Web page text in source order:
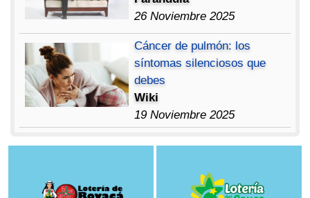
26 Noviembre 2025
Cáncer de pulmón: los
síntomas silenciosos que
debes
Wiki
19 Noviembre 2025